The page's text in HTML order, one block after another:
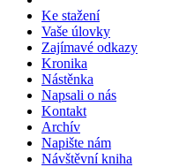
Ke stažení
Vaše úlovky
Zajímavé odkazy
Kronika
Nástěnka
Napsali o nás
Kontakt
Archív
Napište nám
Návštěvní kniha